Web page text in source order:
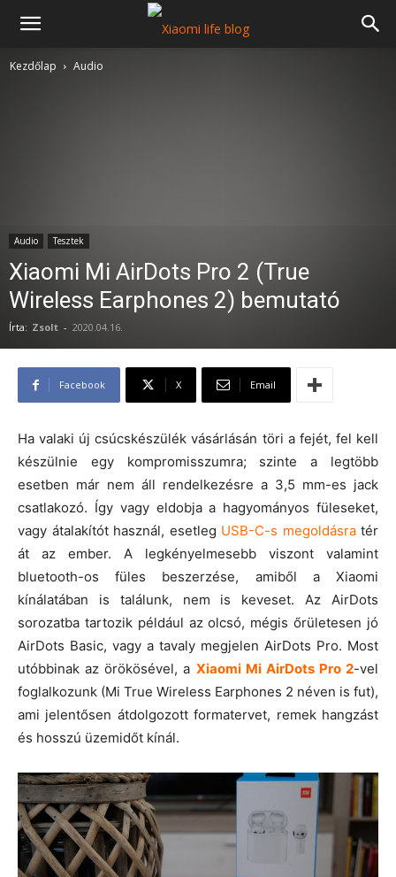
Kezdőlap Audio
Audio Tesztek
Xiaomi Mi AirDots Pro 2 (True
Wireless Earphones 2) bemutató
Írta: Zsolt - 2020.04.16.
Facebook X Email
Ha valaki új csúcskészülék vásárlásán töri a fejét, fel kell
készülnie egy kompromisszumra; szinte a legtöbb
esetben már nem áll rendelkezésre a 3,5 mm-es jack
csatlakozó. Így vagy eldobja a hagyományos füleseket,
vagy átalakítót használ, esetleg USB-C-s megoldásratér
át az ember. A legkényelmesebb viszont valamint
bluetooth-os füles beszerzése, amiből a Xiaomi
kínálatában is találunk, nem is keveset. Az AirDots
sorozatba tartozik például az olcsó, mégis őrületesen jó
AirDots Basic, vagy a tavaly megjelen AirDots Pro. Most
utóbbinak az örökösével, a Xiaomi Mi AirDots Pro 2-vel
foglalkozunk (Mi True Wireless Earphones 2 néven is fut),
ami jelentősen átdolgozott formatervet, remek hangzást
és hosszú üzemidőt kínál.